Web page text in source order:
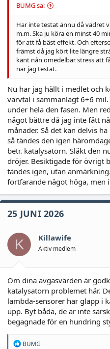
BUMG sa:
Har inte testat ännu då vädret
m.m. Ska ju köra en minst 40
för att få bäst effekt. Och
främst då jag kört lite längre
känt nån omedelbar stress att
när jag testat.
Nu har jag hällt i medlet och
varvtal i sammanlagt 6+6
under hela den fasen. Men
något bättre då jag inte fått
månader. Så det kan delvis
så tändes den igen
betr. katalysatorn. Släkt den
dröjer. Besiktigade för övrigt
tändes igen, utan
fortfarande något höga, men
25 JUNI 2026
K Killawife
Aktiv medlem
Om dina avgasvärden är
katalysatorn problemet här.
lambda-sensorer har glapp i
upp. Byt båda, de är inte
begagnade för en hundring
R
BUMG